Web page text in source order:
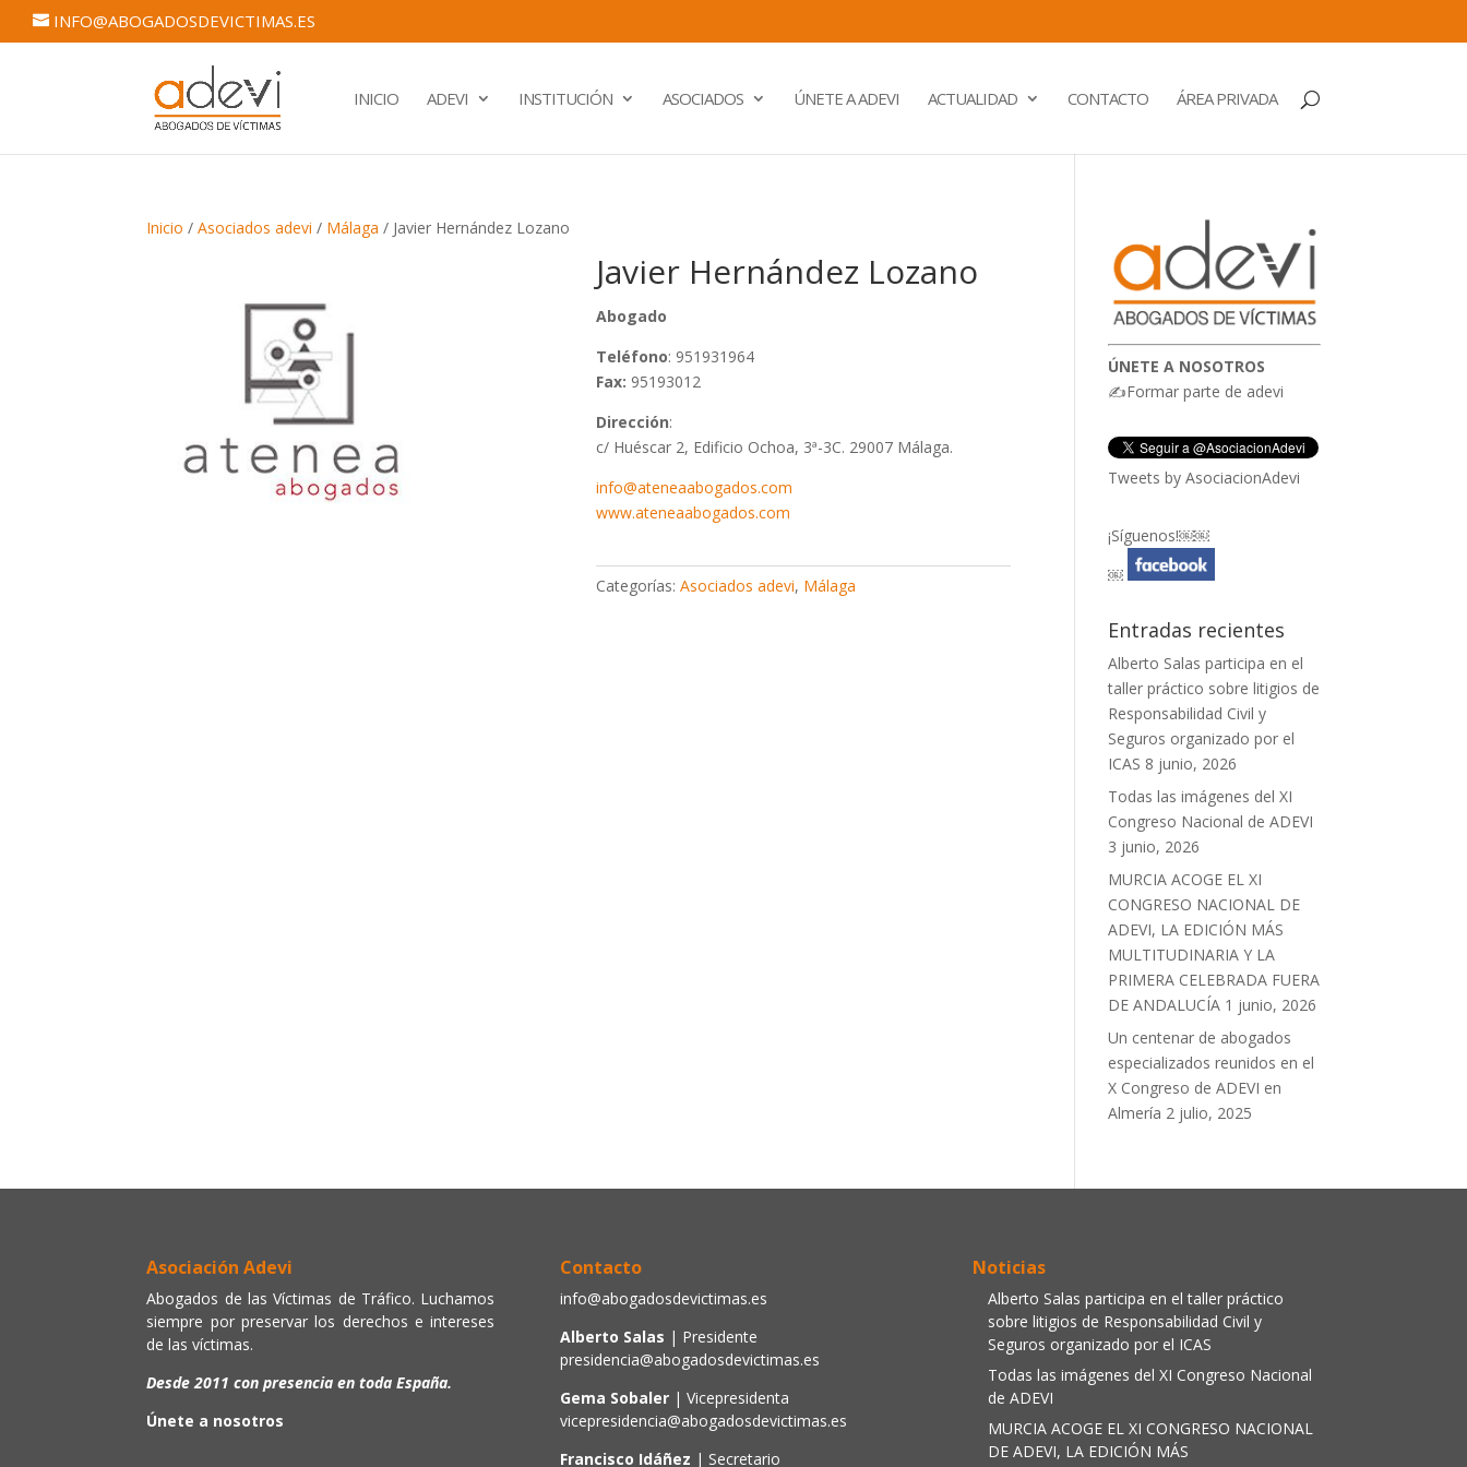
INFO@ABOGADOSDEVICTIMAS.ES
INICIO ADEVI INSTITUCIÓN ASOCIADOS ÚNETE A ADEVI ACTUALIDAD CONTACTO ÁREA PRIVADA
Inicio /Asociados adevi / Málaga / Javier Hernández Lozano
Javier Hernández Lozano
Abogado
Teléfono: 951931964
Fax: 95193012
Dirección:
c/ Huéscar 2, Edificio Ochoa, 3ª-3C. 29007 Málaga.
info@ateneaabogados.com
www.ateneaabogados.com
Categorías:Asociados adevi, Málaga
ÚNETE A NOSOTROS
✍Formar parte de adevi
Tweets by AsociacionAdevi
¡Síguenos!￼￼
￼
Entradas recientes
Alberto Salas participa en el
taller práctico sobre litigios de
Responsabilidad Civil y
Seguros organizado por el
ICAS 8 junio, 2026
Todas las imágenes del XI
Congreso Nacional de ADEVI
3 junio, 2026
MURCIA ACOGE EL XI
CONGRESO NACIONAL DE
ADEVI, LA EDICIÓN MÁS
MULTITUDINARIA Y LA
PRIMERA CELEBRADA FUERA
DE ANDALUCÍA 1 junio, 2026
Un centenar de abogados
especializados reunidos en el
X Congreso de ADEVI en
Almería 2 julio, 2025
Asociación Adevi
Abogados de las Víctimas de Tráfico. Luchamos
siempre por preservar los derechos e intereses
de las víctimas.
Desde 2011 con presencia en toda España.
Únete a nosotros
Contacto
info@abogadosdevictimas.es
Alberto Salas | Presidente
presidencia@abogadosdevictimas.es
Gema Sobaler | Vicepresidenta
vicepresidencia@abogadosdevictimas.es
Francisco Idáñez | Secretario
Noticias
Alberto Salas participa en el taller práctico
sobre litigios de Responsabilidad Civil y
Seguros organizado por el ICAS
Todas las imágenes del XI Congreso Nacional
de ADEVI
MURCIA ACOGE EL XI CONGRESO NACIONAL
DE ADEVI, LA EDICIÓN MÁS